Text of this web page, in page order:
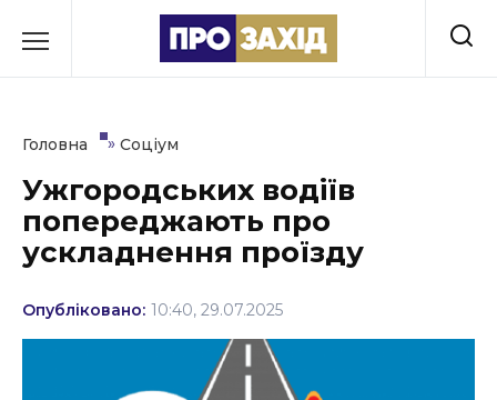
до
Культура
Освіта
Події
Головна » Соціум
Ужгородських водіїв
попереджають про
ускладнення проїзду
Опубліковано: 10:40, 29.07.2025